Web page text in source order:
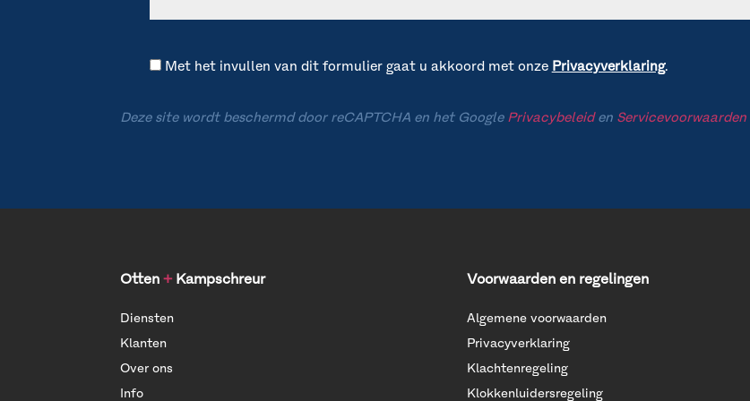
Met het invullen van dit formulier gaat u akkoord met onze Privacyverklaring.
Deze site wordt beschermd door reCAPTCHA en het Google Privacybeleiden Servicevoorwaarden
Otten+Kampschreur
Diensten
Klanten
Over ons
Info
Voorwaarden en regelingen
Algemene voorwaarden
Privacyverklaring
Klachtenregeling
Klokkenluidersregeling